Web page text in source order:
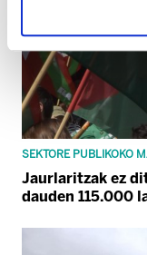
SEKTORE PUBLIKOKO
Jaurlaritzak ez
dauden 115.000